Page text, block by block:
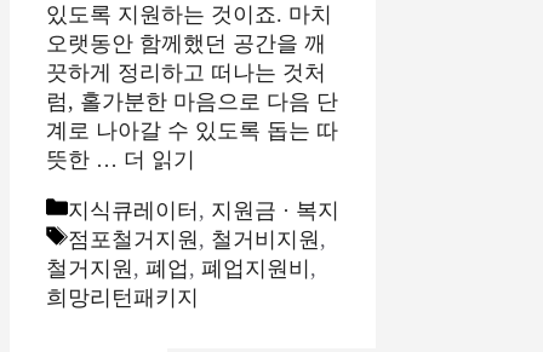
있도록 지원하는 것이죠. 마치
오랫동안 함께했던 공간을 깨
끗하게 정리하고 떠나는 것처
럼, 홀가분한 마음으로 다음 단
계로 나아갈 수 있도록 돕는 따
뜻한 … 더 읽기
카
테
고
리
지식큐레이터 , 지원금 · 복지
태
그
점포철거지원 , 철거비지원 ,
철거지원 , 폐업 , 폐업지원비 ,
희망리턴패키지